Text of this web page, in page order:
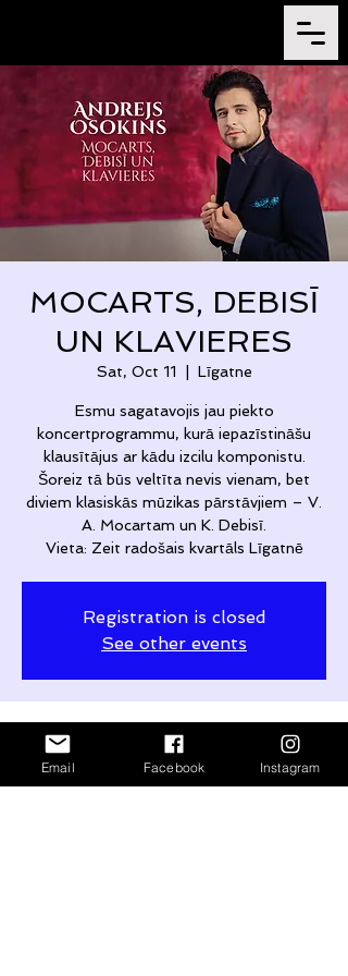
MOCARTS, DEBISĪ
UN KLAVIERES
Sat, Oct 11 Līgatne
Esmu sagatavojis jau piekto
koncertprogrammu, kurā iepazīstināšu
klausītājus ar kādu izcilu komponistu.
Šoreiz tā būs veltīta nevis vienam, bet
diviem klasiskās mūzikas pārstāvjiem – V.
A. Mocartam un K. Debisī.
Vieta: Zeit radošais kvartāls Līgatnē
Registration is closed
See other events
Time & Location
Oct 11, 2025, 6:00 PM – 9:00 PM
Email Facebook Instagram